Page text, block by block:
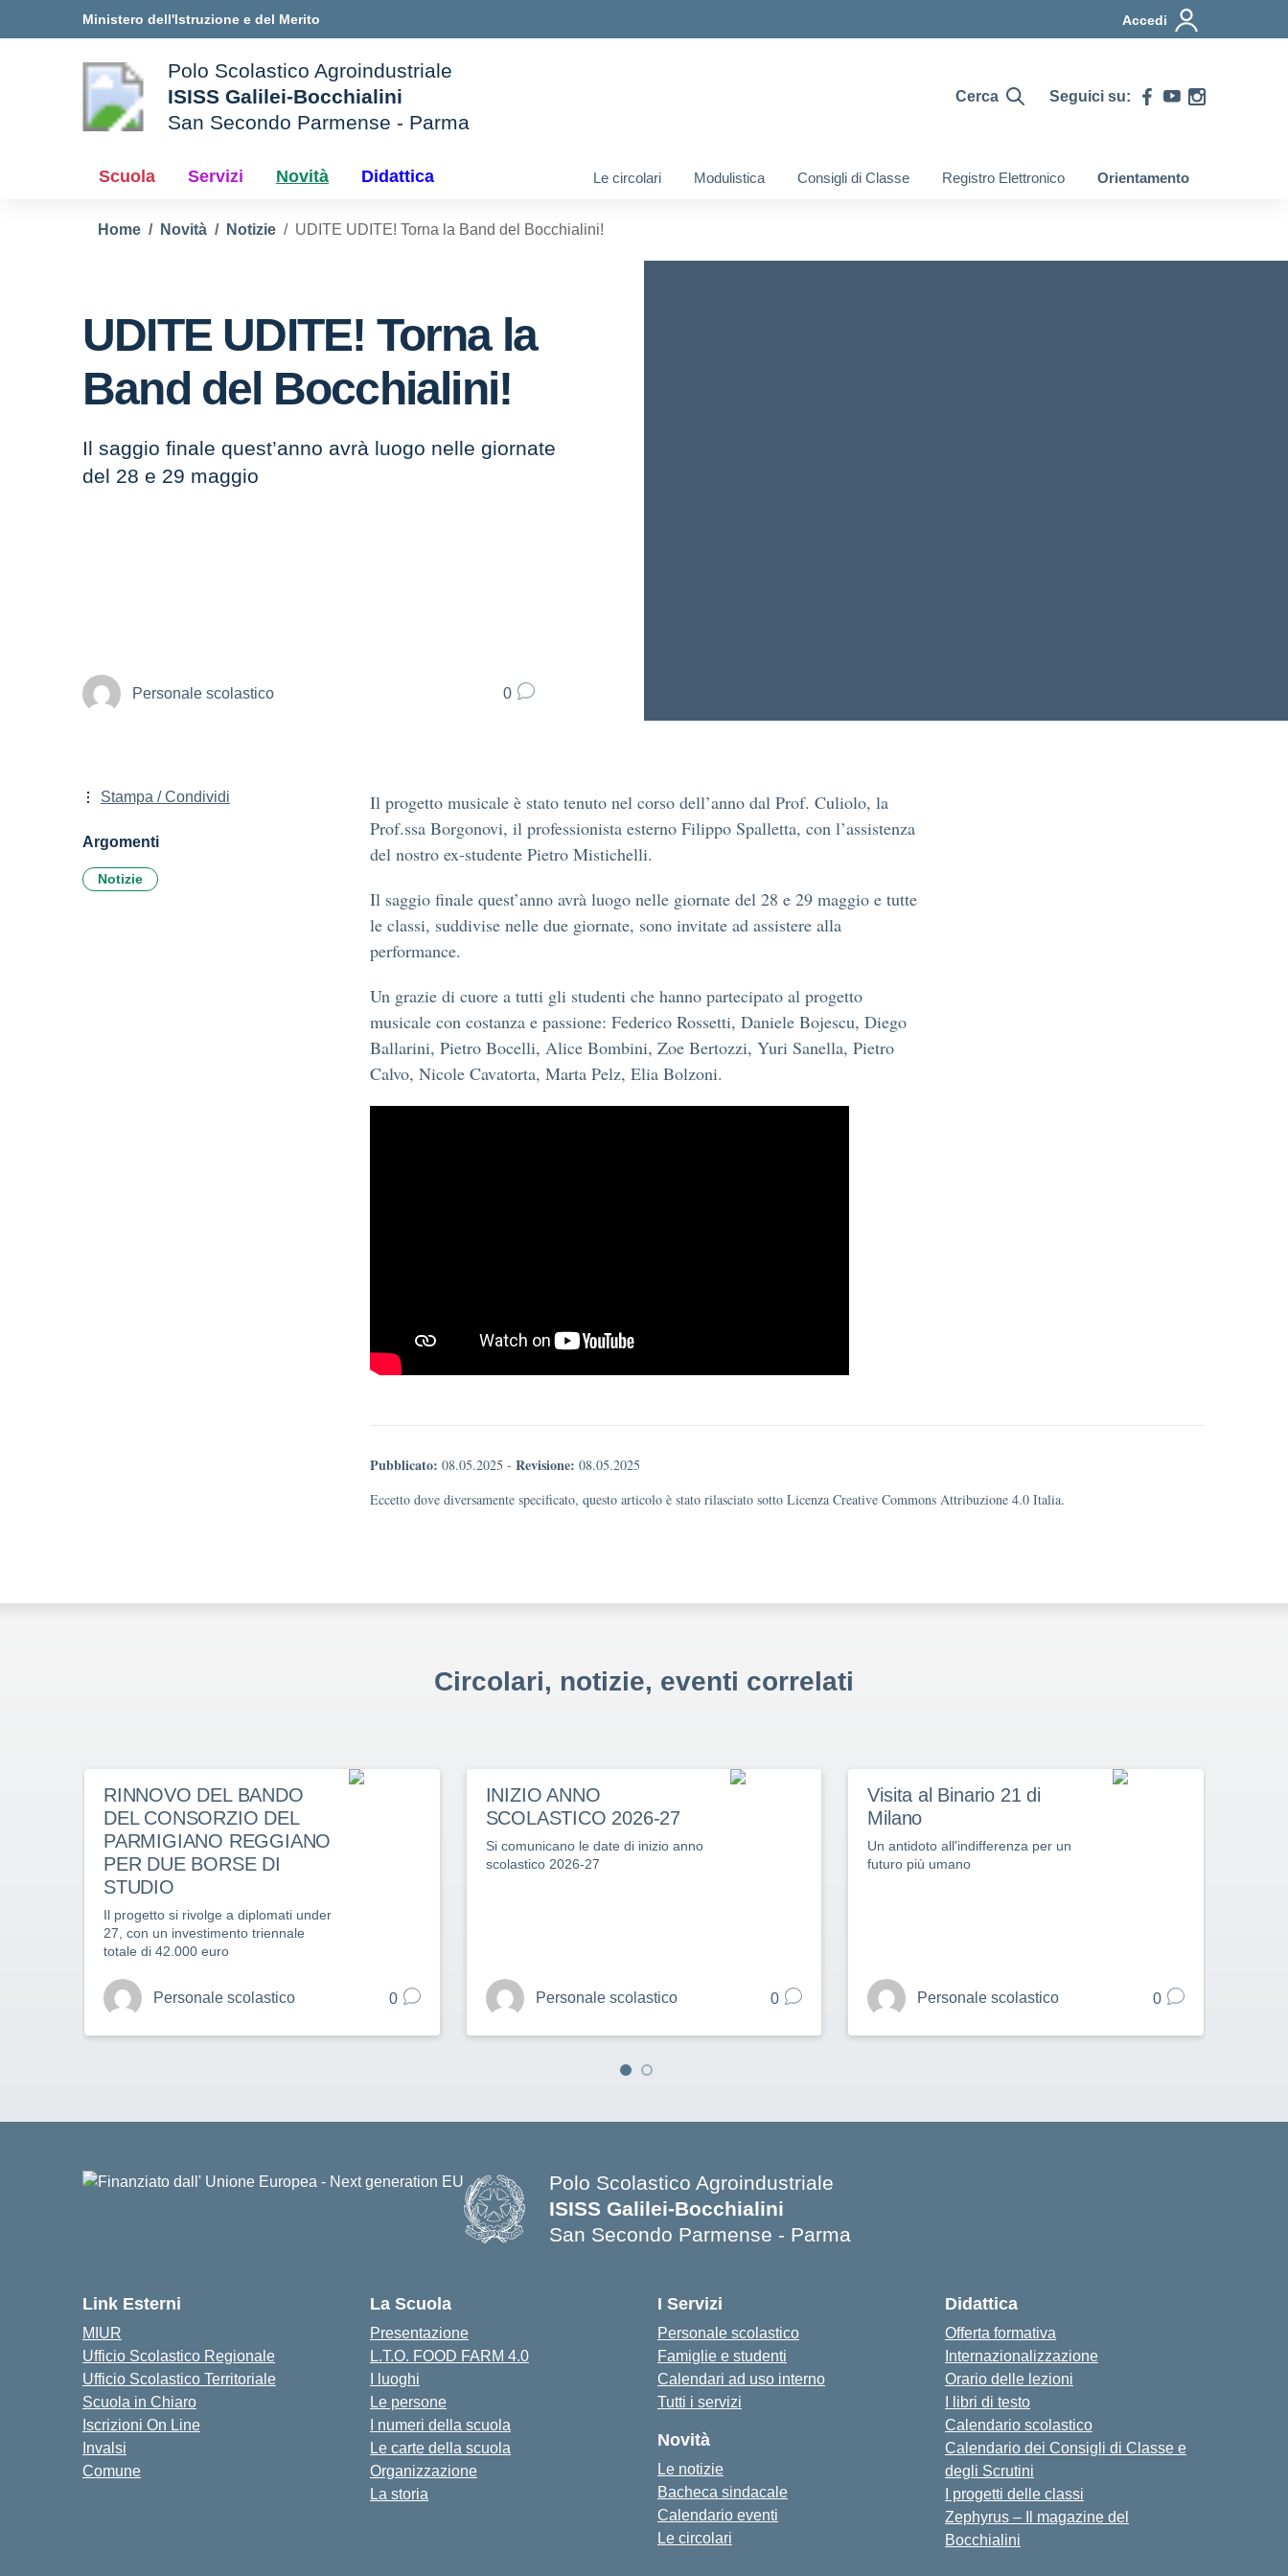
Ministero dell'Istruzione e del Merito Accedi
Polo Scolastico Agroindustriale
ISISS Galilei-Bocchialini
San Secondo Parmense - Parma
Cerca Seguici su:
Scuola Servizi Novità Didattica Le circolari Modulistica Consigli di Classe Registro Elettronico Orientamento
Home Novità Notizie UDITE UDITE! Torna la Band del Bocchialini!
UDITE UDITE! Torna la
Band del Bocchialini!
Il saggio finale quest’anno avrà luogo nelle giornate
del 28 e 29 maggio
Personale scolastico 0
Il progetto musicale è stato tenuto nel corso dell’anno dal Prof. Culiolo, la
Prof.ssa Borgonovi, il professionista esterno Filippo Spalletta, con l’assistenza
del nostro ex-studente Pietro Mistichelli.
Il saggio finale quest’anno avrà luogo nelle giornate del 28 e 29 maggio e tutte
le classi, suddivise nelle due giornate, sono invitate ad assistere alla
performance.
Un grazie di cuore a tutti gli studenti che hanno partecipato al progetto
musicale con costanza e passione: Federico Rossetti, Daniele Bojescu, Diego
Ballarini, Pietro Bocelli, Alice Bombini, Zoe Bertozzi, Yuri Sanella, Pietro
Calvo, Nicole Cavatorta, Marta Pelz, Elia Bolzoni.
Pubblicato: 08.05.2025 - Revisione: 08.05.2025
Eccetto dove diversamente specificato, questo articolo è stato rilasciato sotto Licenza Creative Commons Attribuzione 4.0 Italia.
Stampa / Condividi
Argomenti
Notizie
Circolari, notizie, eventi correlati
RINNOVO DEL BANDO
DEL CONSORZIO DEL
PARMIGIANO REGGIANO
PER DUE BORSE DI
STUDIO
Il progetto si rivolge a diplomati under
27, con un investimento triennale
totale di 42.000 euro
Personale scolastico 0
INIZIO ANNO
SCOLASTICO 2026-27
Si comunicano le date di inizio anno
scolastico 2026-27
Personale scolastico 0
Visita al Binario 21 di
Milano
Un antidoto all'indifferenza per un
futuro più umano
Personale scolastico 0
Polo Scolastico Agroindustriale
ISISS Galilei-Bocchialini
San Secondo Parmense - Parma
Link Esterni
MIUR
Ufficio Scolastico Regionale
Ufficio Scolastico Territoriale
Scuola in Chiaro
Iscrizioni On Line
Invalsi
Comune
La Scuola
Presentazione
L.T.O. FOOD FARM 4.0
I luoghi
Le persone
I numeri della scuola
Le carte della scuola
Organizzazione
La storia
I Servizi
Personale scolastico
Famiglie e studenti
Calendari ad uso interno
Tutti i servizi
Novità
Le notizie
Bacheca sindacale
Calendario eventi
Le circolari
Didattica
Offerta formativa
Internazionalizzazione
Orario delle lezioni
I libri di testo
Calendario scolastico
Calendario dei Consigli di Classe e
degli Scrutini
I progetti delle classi
Zephyrus – Il magazine del
Bocchialini